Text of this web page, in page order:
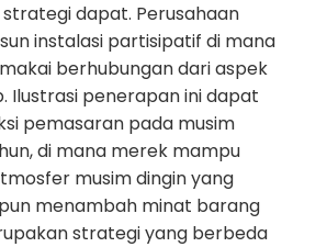
dapat. Perusahaan
instalasi partisipatif di mana
berhubungan dari aspek
Ilustrasi penerapan ini dapat
pemasaran pada musim
di mana merek mampu
musim dingin yang
menambah minat barang
strategi yang berbeda